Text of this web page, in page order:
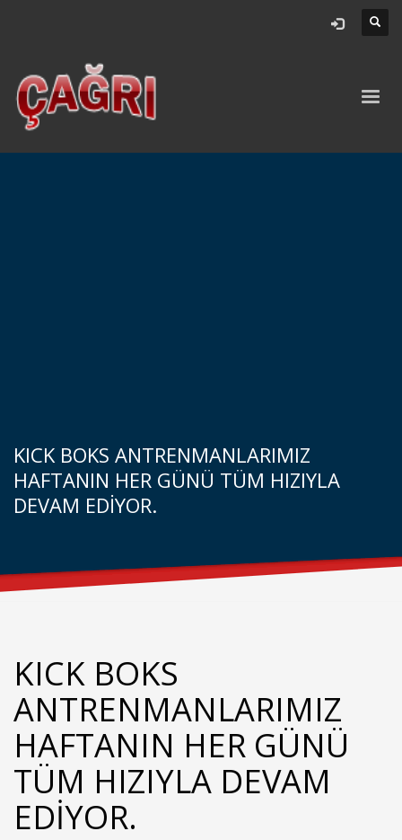
KICK BOKS ANTRENMANLARIMIZ
HAFTANIN HER GÜNÜ TÜM HIZIYLA
DEVAM EDİYOR.
KICK BOKS
ANTRENMANLARIMIZ
HAFTANIN HER GÜNÜ
TÜM HIZIYLA DEVAM
EDİYOR.